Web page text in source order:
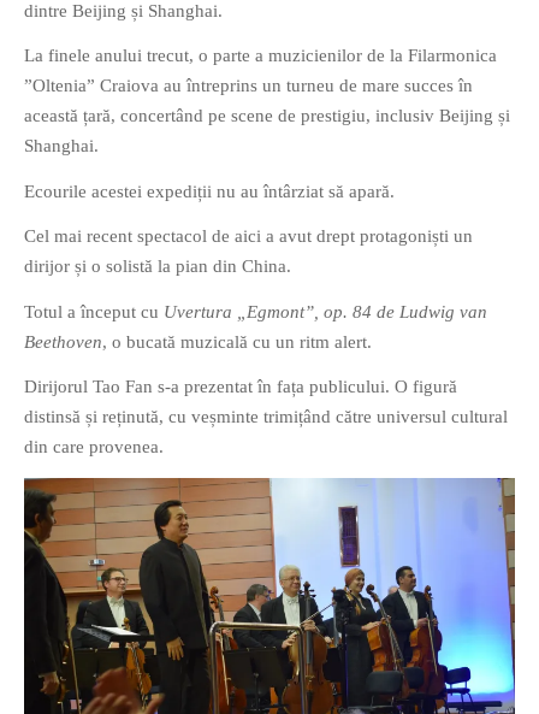
If you like movies, words and
book for you. Take the
challenge of creating your
own acrostics and describing
famous movies by using the
very letters of their titles!
RASFOIESTE
dintre Beijing și Shanghai.
La finele anului trecut, o parte a muzicienilor de la Filarmonica
”Oltenia” Craiova au întreprins un turneu de mare succes în
această țară, concertând pe scene de prestigiu, inclusiv Beijing și
Shanghai.
Ecourile acestei expediții nu au întârziat să apară.
Cel mai recent spectacol de aici a avut drept protagoniști un
dirijor și o solistă la pian din China.
Totul a început cu Uvertura „Egmont”, op. 84 de Ludwig van
Beethoven, o bucată muzicală cu un ritm alert.
Dirijorul Tao Fan s-a prezentat în fața publicului. O figură
distinsă și reținută, cu veșminte trimițând către universul cultural
din care provenea.